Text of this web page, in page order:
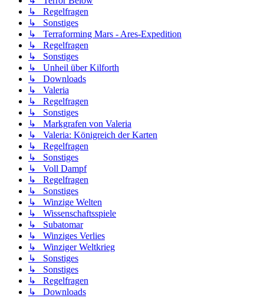
↳ Regelfragen
↳ Sonstiges
↳ Terraforming Mars - Ares-Expedition
↳ Regelfragen
↳ Sonstiges
↳ Unheil über Kilforth
↳ Downloads
↳ Valeria
↳ Regelfragen
↳ Sonstiges
↳ Markgrafen von Valeria
↳ Valeria: Königreich der Karten
↳ Regelfragen
↳ Sonstiges
↳ Voll Dampf
↳ Regelfragen
↳ Sonstiges
↳ Winzige Welten
↳ Wissenschaftsspiele
↳ Subatomar
↳ Winziges Verlies
↳ Winziger Weltkrieg
↳ Sonstiges
↳ Sonstiges
↳ Regelfragen
↳ Downloads